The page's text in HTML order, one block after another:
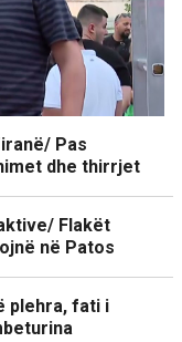
Pas
dhe thirrjet
Flakët
në Patos
plehra, fati i